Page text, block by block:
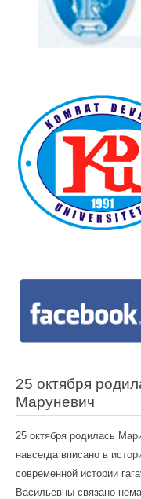
25 октября
Маруневич
25 октября родилась
навсегда вписано в
современной истории
Васильевны связано